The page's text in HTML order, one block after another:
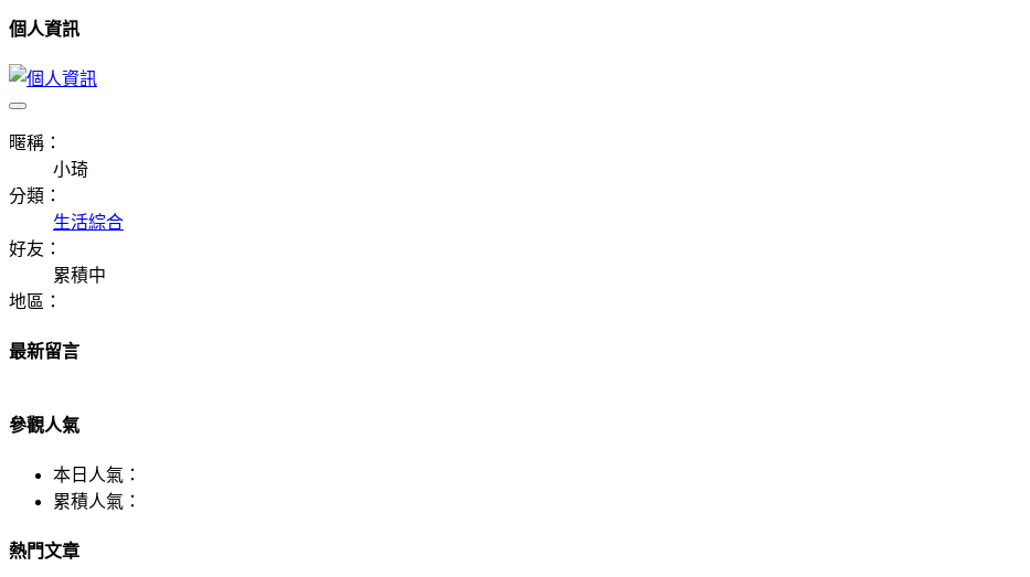
個人資訊
暱稱：
小琦
分類：
生活綜合
好友：
累積中
地區：
最新留言
參觀人氣
本日人氣：
累積人氣：
熱門文章